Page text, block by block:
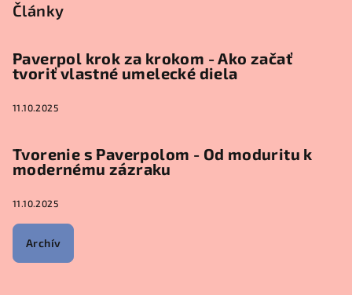
Články
Paverpol krok za krokom - Ako začať
tvoriť vlastné umelecké diela
11.10.2025
Tvorenie s Paverpolom - Od moduritu k
modernému zázraku
11.10.2025
Archív